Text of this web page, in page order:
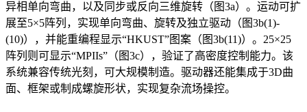
异相单向弯曲，以及同步或反向三维旋转（图3a）。运动可扩
展至5×5阵列，实现单向弯曲、旋转及独立驱动（图3b(1)-
(10)），并能重编程显示“HKUST”图案（图3b(11)）。25×25
阵列则可显示“MPIIs”（图3c），验证了高密度控制能力。该
系统兼容传统光刻，可大规模制造。驱动器还能集成于3D曲
面、框架或制成螺旋形状，实现复杂流场操控。